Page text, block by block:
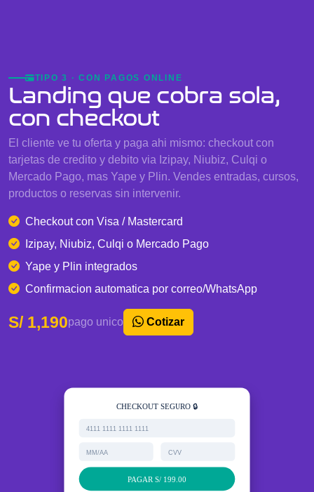
TIPO 3 · CON PAGOS ONLINE
Landing que cobra sola,
con checkout
El cliente ve tu oferta y paga ahi mismo: checkout con
tarjetas de credito y debito via Izipay, Niubiz, Culqi o
Mercado Pago, mas Yape y Plin. Vendes entradas, cursos,
productos o reservas sin intervenir.
Checkout con Visa / Mastercard
Izipay, Niubiz, Culqi o Mercado Pago
Yape y Plin integrados
Confirmacion automatica por correo/WhatsApp
S/ 1,190pago unico Cotizar
CHECKOUT SEGURO 🔒
4111 1111 1111 1111
MM/AA CVV
PAGAR S/ 199.00